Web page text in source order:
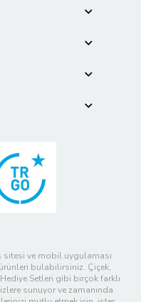
sitesi ve mobil uygulaması
bulabilirsiniz. Çiçek,
Setleri gibi birçok farklı
sunuyor ve zamanında